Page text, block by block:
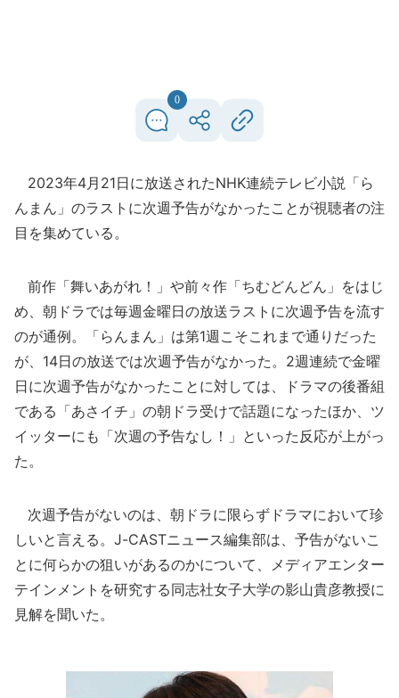
0
2023年4月21日に放送されたNHK連続テレビ小説「ら
んまん」のラストに次週予告がなかったことが視聴者の注
目を集めている。
前作「舞いあがれ！」や前々作「ちむどんどん」をはじ
め、朝ドラでは毎週金曜日の放送ラストに次週予告を流す
のが通例。「らんまん」は第1週こそこれまで通りだった
が、14日の放送では次週予告がなかった。2週連続で金曜
日に次週予告がなかったことに対しては、ドラマの後番組
である「あさイチ」の朝ドラ受けで話題になったほか、ツ
イッターにも「次週の予告なし！」といった反応が上がっ
た。
次週予告がないのは、朝ドラに限らずドラマにおいて珍
しいと言える。J-CASTニュース編集部は、予告がないこ
とに何らかの狙いがあるのかについて、メディアエンター
テインメントを研究する同志社女子大学の影山貴彦教授に
見解を聞いた。